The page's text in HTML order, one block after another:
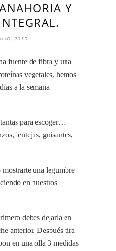
Y
2015
fuente de fibra y una
vegetales, hemos
a la semana
para escoger…
lentejas, guisantes,
una legumbre
en nuestros
debes dejarla en
anterior. Después tira
en una olla 3 medidas